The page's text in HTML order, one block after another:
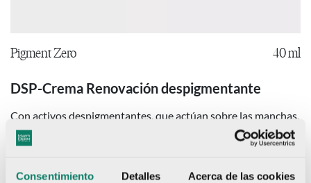
Consentimiento Detalles Acerca de las cookies
Pigment Zero 40 ml
DSP-Crema Renovación despigmentante
Con activos despigmentantes, que actúan sobre las manchas,
y alfahidroxiácidos, que favorecen la renovación cutánea.